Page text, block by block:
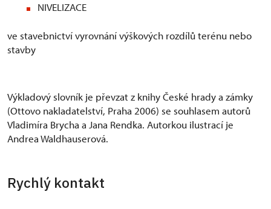
NIVELIZACE
ve stavebnictví vyrovnání výškových rozdílů terénu nebo
stavby
Výkladový slovník je převzat z knihy České hrady a zámky
(Ottovo nakladatelství, Praha 2006) se souhlasem autorů
Vladimíra Brycha a Jana Rendka. Autorkou ilustrací je
Andrea Waldhauserová.
Rychlý kontakt